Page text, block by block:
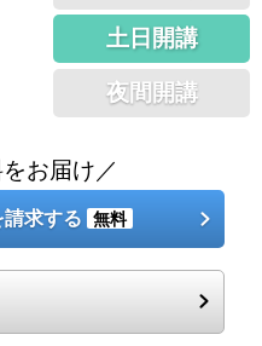
土日開講
夜間開講
お届け／
請求する 無料